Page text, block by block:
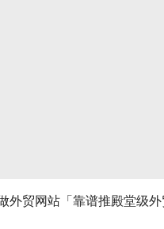
外贸网站「靠谱推殿堂级